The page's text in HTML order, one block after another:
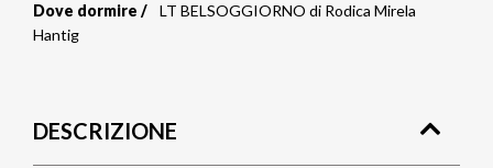
Briciole
pane
Dove dormire
LT BELSOGGIORNO di Rodica Mirela
Hantig
DESCRIZIONE